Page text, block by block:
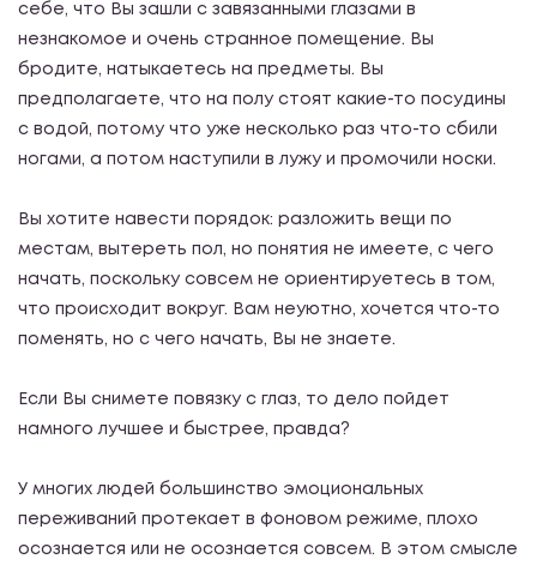
себе, что Вы зашли с завязанными глазами в
незнакомое и очень странное помещение. Вы
бродите, натыкаетесь на предметы. Вы
предполагаете, что на полу стоят какие-то посудины
с водой, потому что уже несколько раз что-то сбили
ногами, а потом наступили в лужу и промочили носки.
Вы хотите навести порядок: разложить вещи по
местам, вытереть пол, но понятия не имеете, с чего
начать, поскольку совсем не ориентируетесь в том,
что происходит вокруг. Вам неуютно, хочется что-то
поменять, но с чего начать, Вы не знаете.
Если Вы снимете повязку с глаз, то дело пойдет
намного лучшее и быстрее, правда?
У многих людей большинство эмоциональных
переживаний протекает в фоновом режиме, плохо
осознается или не осознается совсем. В этом смысле